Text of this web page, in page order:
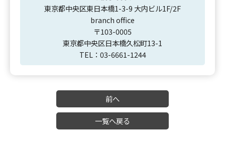
東京都中央区東日本橋1-3-9 大内ビル1F/2F
branch office
〒103-0005
東京都中央区日本橋久松町13-1
TEL：03-6661-1244
前へ
一覧へ戻る